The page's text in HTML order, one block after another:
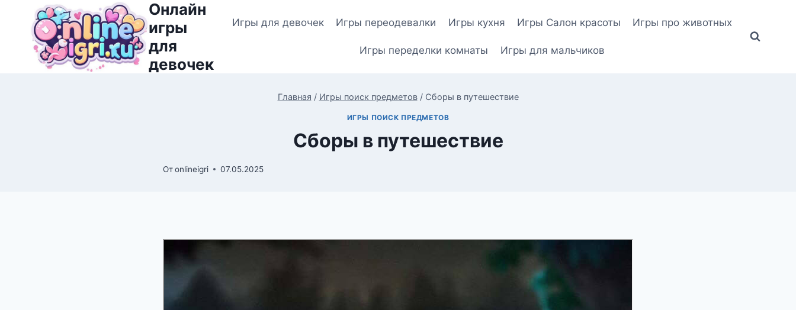
Перейти
содержимому
Онлайн
игры
для
девочек
Игры для девочек Игры переодевалки Игры кухня Игры Салон красоты Игры про животных
Игры переделки комнаты Игры для мальчиков
Главная / Игры поиск предметов / Сборы в путешествие
ИГРЫ ПОИСК ПРЕДМЕТОВ
Сборы в путешествие
Отonlineigri 07.05.2025